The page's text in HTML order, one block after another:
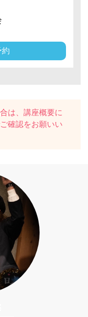
約
は、講座概要に
確認をお願いい